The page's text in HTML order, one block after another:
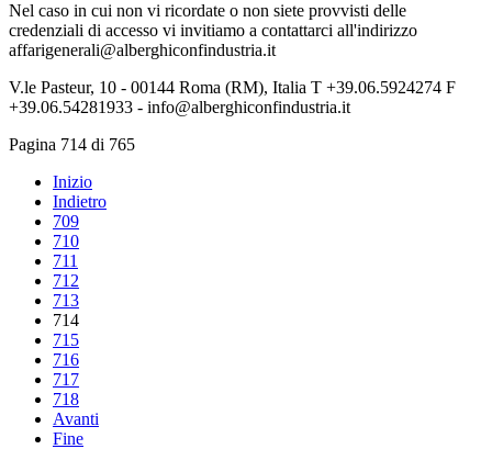
Nel caso in cui non vi ricordate o non siete provvisti delle
credenziali di accesso vi invitiamo a contattarci all'indirizzo
affarigenerali@alberghiconfindustria.it
V.le Pasteur, 10 - 00144 Roma (RM), Italia T +39.06.5924274 F
+39.06.54281933 - info@alberghiconfindustria.it
Pagina 714 di 765
Inizio
Indietro
709
710
711
712
713
714
715
716
717
718
Avanti
Fine